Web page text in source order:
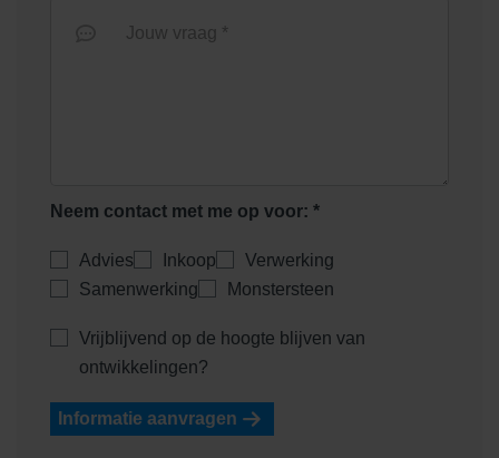
Jouw vraag *
Neem contact met me op voor: *
Advies Inkoop
Verwerking
Samenwerking
Monstersteen
Vrijblijvend op de hoogte blijven van
ontwikkelingen?
Informatie aanvragen